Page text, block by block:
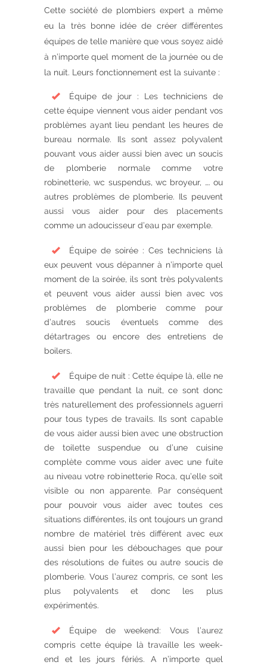
Cette société de plombiers expert a même
eu la très bonne idée de créer différentes
équipes de telle manière que vous soyez aidé
à n’importe quel moment de la journée ou de
la nuit. Leurs fonctionnement est la suivante :
Équipe de jour : Les techniciens de
cette équipe viennent vous aider pendant vos
problèmes ayant lieu pendant les heures de
bureau normale. Ils sont assez polyvalent
pouvant vous aider aussi bien avec un soucis
de plomberie normale comme votre
robinetterie, wc suspendus, wc broyeur, …. ou
autres problèmes de plomberie. Ils peuvent
aussi vous aider pour des placements
comme un adoucisseur d’eau par exemple.
Équipe de soirée : Ces techniciens là
eux peuvent vous dépanner à n’importe quel
moment de la soirée, ils sont très polyvalents
et peuvent vous aider aussi bien avec vos
problèmes de plomberie comme pour
d’autres soucis éventuels comme des
détartrages ou encore des entretiens de
boilers.
Équipe de nuit : Cette équipe là, elle ne
travaille que pendant la nuit, ce sont donc
très naturellement des professionnels aguerri
pour tous types de travails. Ils sont capable
de vous aider aussi bien avec une obstruction
de toilette suspendue ou d’une cuisine
complète comme vous aider avec une fuite
au niveau votre robinetterie Roca, qu’elle soit
visible ou non apparente. Par conséquent
pour pouvoir vous aider avec toutes ces
situations différentes, ils ont toujours un grand
nombre de matériel très différent avec eux
aussi bien pour les débouchages que pour
des résolutions de fuites ou autre soucis de
plomberie. Vous l’aurez compris, ce sont les
plus polyvalents et donc les plus
expérimentés.
Équipe de weekend: Vous l’aurez
compris cette équipe là travaille les week-
end et les jours fériés. A n’importe quel